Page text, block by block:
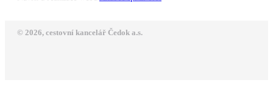
© 2026, cestovní kancelář Čedok a.s.